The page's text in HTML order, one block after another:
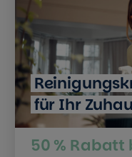
für Ihr
50 % Rabatt